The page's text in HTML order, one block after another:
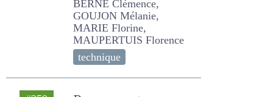
BERNE Clémence,
GOUJON Mélanie, MARIE
Florine, MAUPERTUIS
Florence
technique